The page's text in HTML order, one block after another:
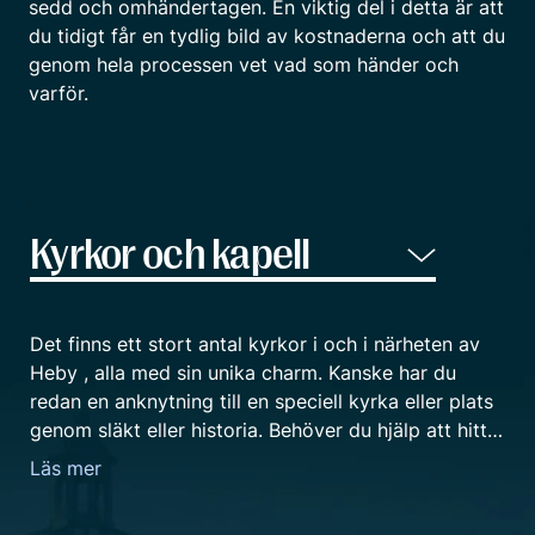
sedd och omhändertagen. En viktig del i detta är att
du tidigt får en tydlig bild av kostnaderna och att du
genom hela processen vet vad som händer och
varför.
Det finns ett stort antal kyrkor i och i närheten av
Heby , alla med sin unika charm. Kanske har du
redan en anknytning till en speciell kyrka eller plats
genom släkt eller historia. Behöver du hjälp att hitta
och välja en lämplig lokal så finns vi på Fenix
Läs mer